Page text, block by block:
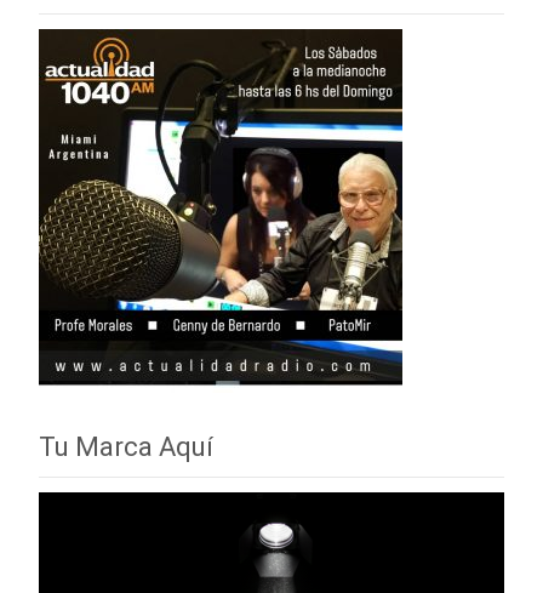
Tu Marca Aquí